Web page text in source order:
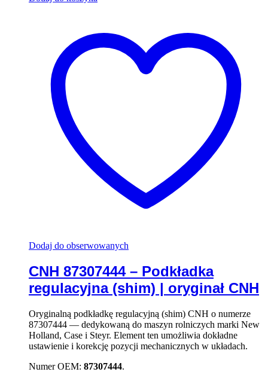
Dodaj do obserwowanych
CNH 87307444 – Podkładka
regulacyjna (shim) | oryginał CNH
Oryginalną podkładkę regulacyjną (shim) CNH o numerze
87307444 — dedykowaną do maszyn rolniczych marki New
Holland, Case i Steyr. Element ten umożliwia dokładne
ustawienie i korekcję pozycji mechanicznych w układach.
Numer OEM: 87307444.